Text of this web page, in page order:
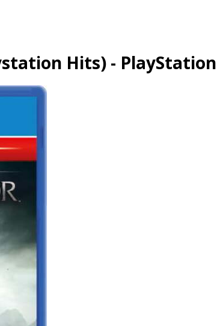
Hits) - PlayStation